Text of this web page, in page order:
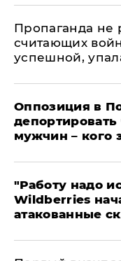
​Пропаганда не
считающих
успешной,
Оппозиция в
депортировать
мужчин – кого
"Работу надо
Wildberries
атакованные